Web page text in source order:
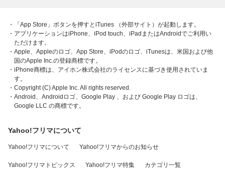
・「App Store」ボタンを押すとiTunes （外部サイト）が起動します。
・アプリケーションはiPhone、iPod touch、iPadまたはAndroidでご利用い
ただけます。
・Apple、Appleのロゴ、App Store、iPodのロゴ、iTunesは、米国および他
国のApple Inc.の登録商標です。
・iPhone商標は、アイホン株式会社のライセンスに基づき使用されていま
す。
・Copyright (C) Apple Inc. All rights reserved.
・Android、Androidロゴ、Google Play 、および Google Play ロゴは、
Google LLC の商標です。
Yahoo!フリマについて
Yahoo!フリマについて Yahoo!フリマからのお知らせ
Yahoo!フリマトピックス Yahoo!フリマ特集 カテゴリ一覧